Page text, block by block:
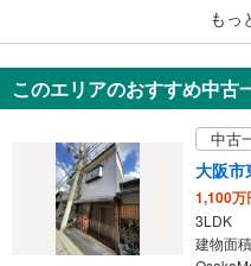
成
大阪市
6,390万
4LDK
大阪府
もっ
このエリアのおすすめ中古
中古
大阪市
1,100万
3LDK
建物面